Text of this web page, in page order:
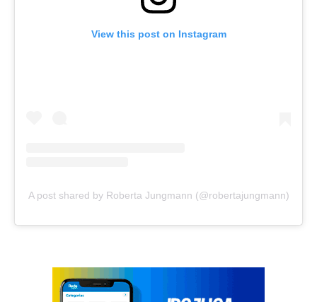
View this post on Instagram
A post shared by Roberta Jungmann (@robertajungmann)